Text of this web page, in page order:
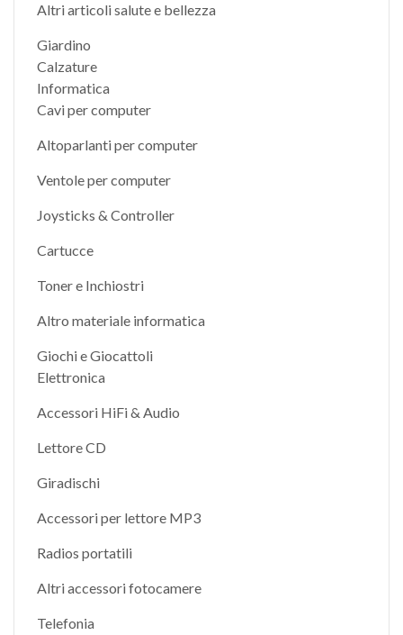
Altri articoli salute e bellezza
Giardino
Calzature
Informatica
Cavi per computer
Altoparlanti per computer
Ventole per computer
Joysticks & Controller
Cartucce
Toner e Inchiostri
Altro materiale informatica
Giochi e Giocattoli
Elettronica
Accessori HiFi & Audio
Lettore CD
Giradischi
Accessori per lettore MP3
Radios portatili
Altri accessori fotocamere
Telefonia